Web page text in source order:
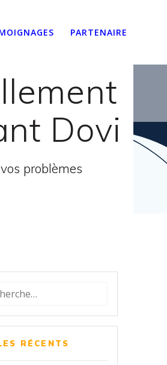
PARTENAIRE
Dovi
problèmes
RÉCENTS